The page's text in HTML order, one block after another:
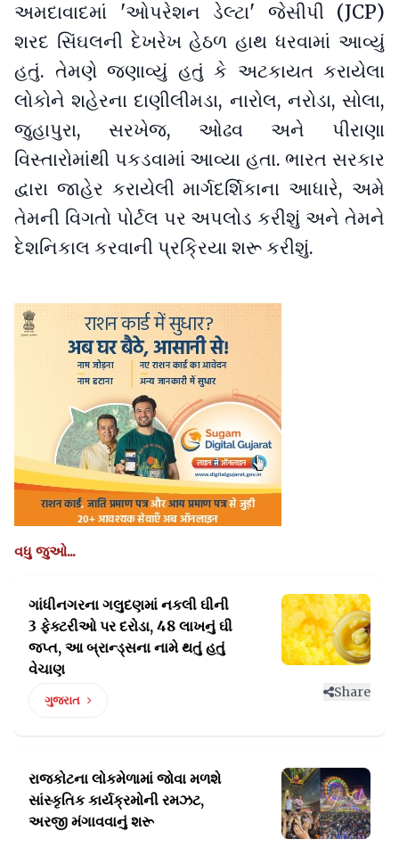
અમદાવાદમાં 'ઓપરેશન ડેલ્ટા' જેસીપી (JCP)
શરદ સિંઘલની દેખરેખ હેઠળ હાથ ધરવામાં આવ્યું
હતું. તેમણે જણાવ્યું હતું કે અટકાયત કરાયેલા
લોકોને શહેરના દાણીલીમડા, નારોલ, નરોડા, સોલા,
જુહાપુરા, સરખેજ, ઓઢવ અને પીરાણા
વિસ્તારોમાંથી પકડવામાં આવ્યા હતા. ભારત સરકાર
દ્વારા જાહેર કરાયેલી માર્ગદર્શિકાના આધારે, અમે
તેમની વિગતો પોર્ટલ પર અપલોડ કરીશું અને તેમને
દેશનિકાલ કરવાની પ્રક્રિયા શરૂ કરીશું.
વધુ જુઓ...
ગાંધીનગરના ગલુદણમાં નકલી ઘીની
3 ફેક્ટરીઓ પર દરોડા, 48 લાખનું ઘી
જપ્ત, આ બ્રાન્ડ્સના નામે થતું હતું
વેચાણ
ગુજરાત
Share
રાજકોટના લોકમેળામાં જોવા મળશે
સાંસ્કૃતિકકાર્યક્રમોની રમઝટ,
અરજી મંગાવવાનું શરૂ